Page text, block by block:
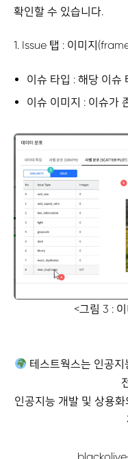
확인할 수 있습니다.
1. Issue 탭 : 이미지
이슈 타입 : 해당 이슈
이슈 이미지 : 이슈가
<그림 3 :
테스트웍스는 인공
인공지능 개발 및 상용